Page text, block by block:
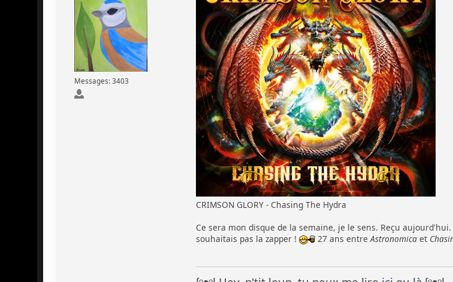
Messages: 3403
CRIMSON GLORY - Chasing The Hydra
Ce sera mon disque de la semaine, je le sens. Reçu
souhaitais pas la zapper !
27 ans entreAstronomicaet